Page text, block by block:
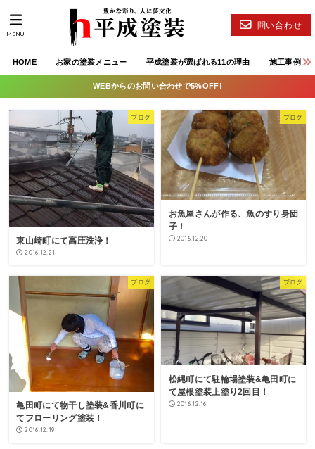
HOME お家の塗装メニュー 平成塗装が選ばれる11の理由 施工事例
問い合わせ
MENU
WEBからのお問い合わせで5%OFF!
ブログ
東山崎町にて高圧洗浄！
2016.12.21
ブログ
お魚屋さんが作る、魚のすり身団
子！
2016.12.20
ブログ
亀田町にて物干し塗装&香川町に
てフローリング塗装！
2016.12.19
ブログ
松縄町にて駐輪場塗装&亀田町に
て屋根塗装上塗り2回目！
2016.12.16